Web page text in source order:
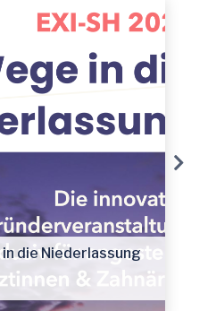
die Niederlassung